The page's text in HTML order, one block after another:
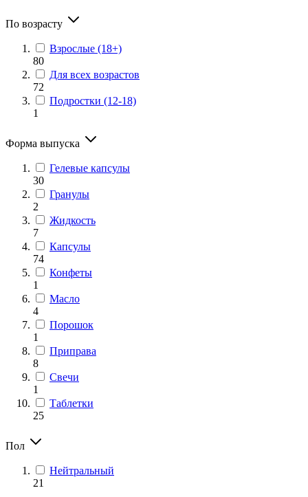
По возрасту
Взрослые (18+)
80
Для всех возрастов
72
Подростки (12-18)
1
Форма выпуска
Гелевые капсулы
30
Гранулы
2
Жидкость
7
Капсулы
74
Конфеты
1
Масло
4
Порошок
1
Приправа
8
Свечи
1
Таблетки
25
Пол
Нейтральный
21